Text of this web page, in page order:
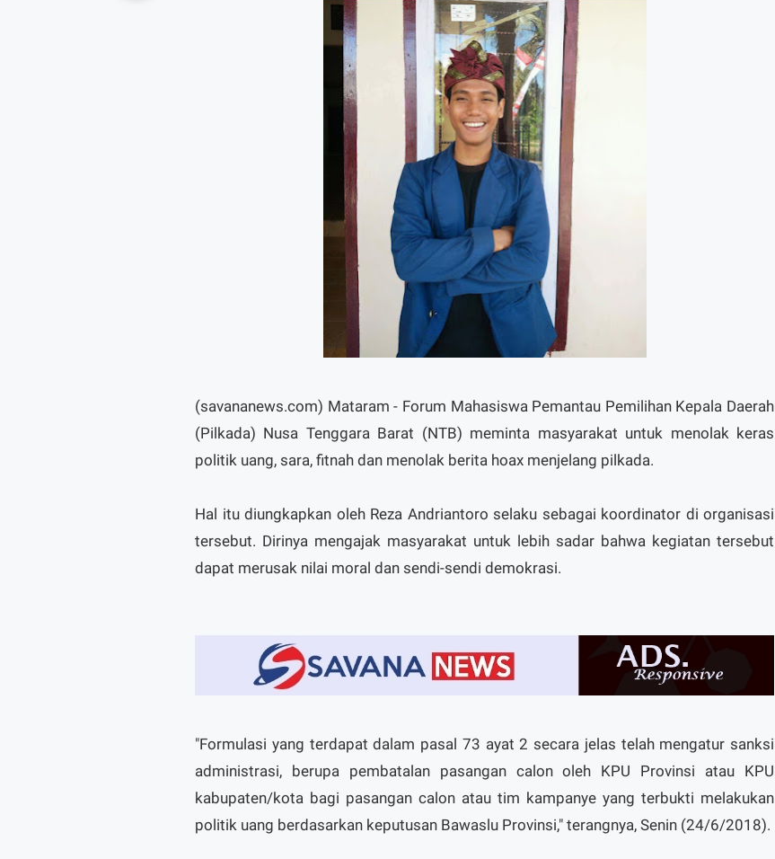
(savananews.com) Mataram - Forum Mahasiswa Pemantau Pemilihan Kepala Daerah
(Pilkada) Nusa Tenggara Barat (NTB) meminta masyarakat untuk menolak keras
politik uang, sara, fitnah dan menolak berita hoax menjelang pilkada.
Hal itu diungkapkan oleh Reza Andriantoro selaku sebagai koordinator di organisasi
tersebut. Dirinya mengajak masyarakat untuk lebih sadar bahwa kegiatan tersebut
dapat merusak nilai moral dan sendi-sendi demokrasi.
"Formulasi yang terdapat dalam pasal 73 ayat 2 secara jelas telah mengatur sanksi
administrasi, berupa pembatalan pasangan calon oleh KPU Provinsi atau KPU
kabupaten/kota bagi pasangan calon atau tim kampanye yang terbukti melakukan
politik uang berdasarkan keputusan Bawaslu Provinsi," terangnya, Senin (24/6/2018).